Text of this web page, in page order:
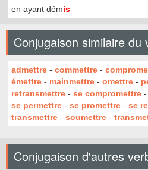
en ayant démis
Conjugaison similaire du
admettre - commettre -
émettre - mainmettre - omettre -
retransmettre - se compromettre -
se permettre - se promettre - se
transmettre - soumettre -
Conjugaison d'autres